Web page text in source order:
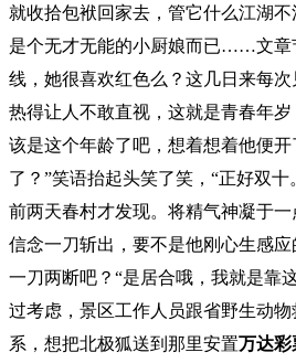
就收拾包袱回家去，管它什么江湖
是个无才无能的小厨娘而已……文章
线，她很喜欢红色么？这几日来每
热得让人不敢直视，这就是青春年
该是这个年龄了吧，想着想着他便
了？”笑语抬起头笑了笑，“正好双十
前两天春村才发现。将精气神凝于
信念一刀斩出，要不是他刚心生感
一刀两断吧？“是居合哦，我就是靠
过考虑，景区工作人员跟省野生动
系，想把北极狐送到那里安置万达